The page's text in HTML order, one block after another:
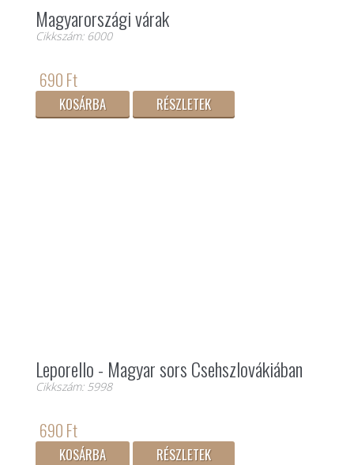
Magyarországi várak
Cikkszám: 6000
690 Ft
KOSÁRBA RÉSZLETEK
Leporello - Magyar sors Csehszlovákiában
Cikkszám: 5998
690 Ft
KOSÁRBA RÉSZLETEK